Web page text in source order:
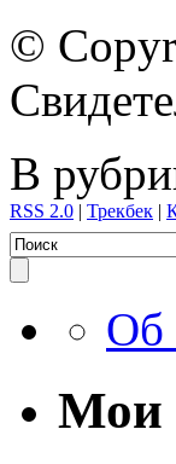
©
В
RSS 2.0 | Трекбек |
Об
Мои